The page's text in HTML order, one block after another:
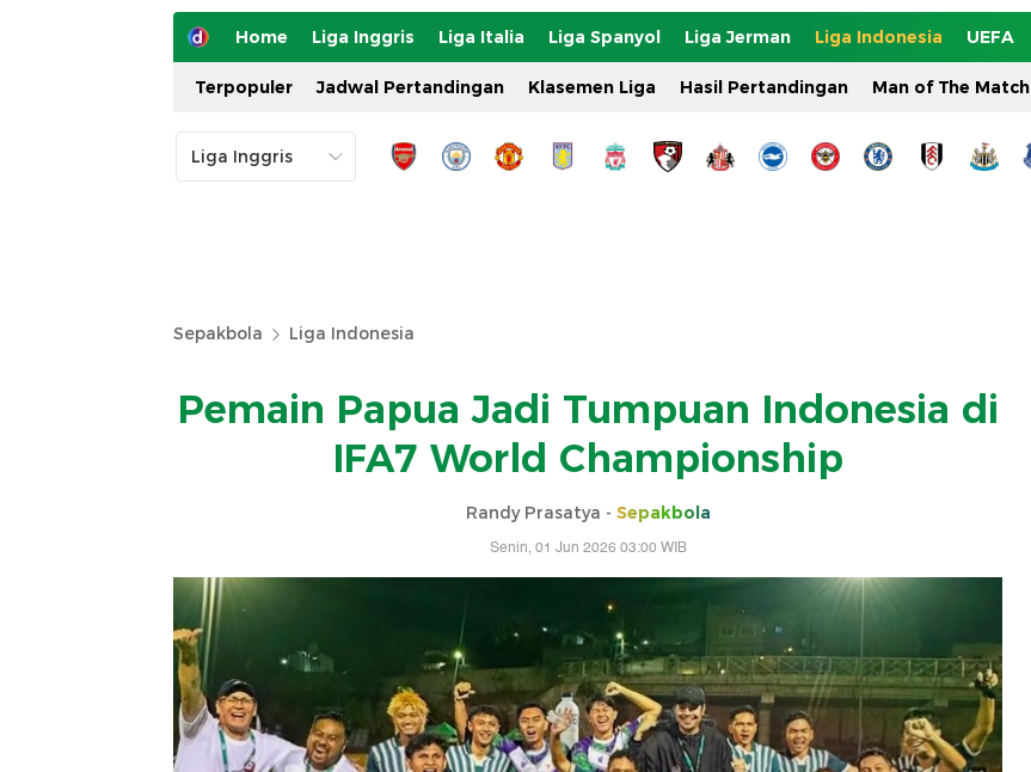
Home Liga Inggris Liga Italia Liga Spanyol Liga Jerman Liga Indonesia UEFA
Terpopuler Jadwal Pertandingan Klasemen Liga Hasil Pertandingan Man of The Match
Sepakbola Liga Indonesia
Pemain Papua Jadi Tumpuan Indonesia di
IFA7 World Championship
Randy Prasatya - Sepakbola
Senin, 01 Jun 2026 03:00 WIB